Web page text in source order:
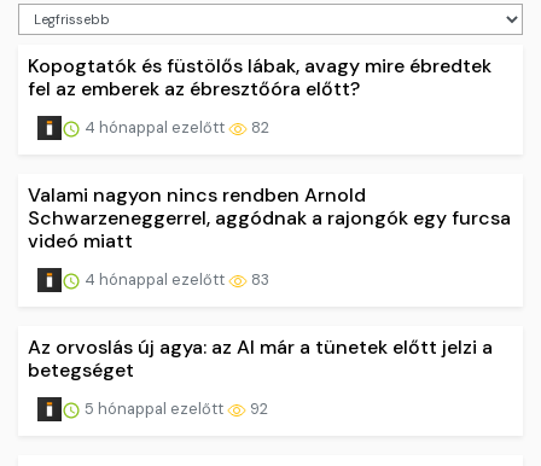
Kopogtatók és füstölős lábak, avagy mire ébredtek
fel az emberek az ébresztőóra előtt?
4 hónappal ezelőtt 82
Valami nagyon nincs rendben Arnold
Schwarzeneggerrel, aggódnak a rajongók egy furcsa
videó miatt
4 hónappal ezelőtt 83
Az orvoslás új agya: az AI már a tünetek előtt jelzi a
betegséget
5 hónappal ezelőtt 92